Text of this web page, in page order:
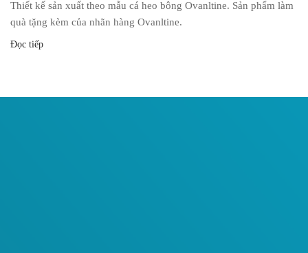
Thiết kế sản xuất theo mẫu cá heo bông Ovanltine. Sản phẩm làm
quà tặng kèm của nhãn hàng Ovanltine.
Đọc tiếp